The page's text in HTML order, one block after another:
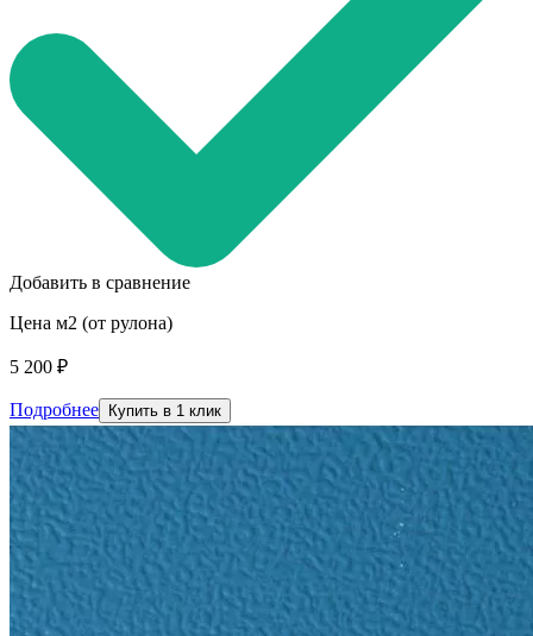
Добавить в сравнение
Цена м2 (от рулона)
5 200 ₽
Подробнее Купить в 1 клик